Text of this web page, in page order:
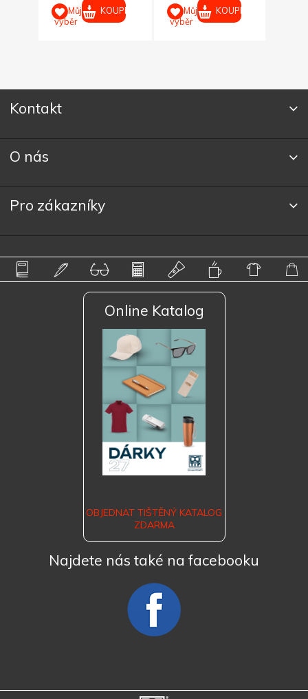
Můj
výběr
KOUPIT
Můj
výběr
KOUPIT
Kontakt
O nás
Pro zákazníky
Online Katalog
OBJEDNAT TIŠTĚNÝ KATALOG
ZDARMA
Najdete nás také na facebooku